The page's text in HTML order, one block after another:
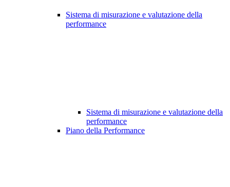
Sistema di misurazione e valutazione della
performance
Sistema di misurazione e valutazione della
performance
Piano della Performance